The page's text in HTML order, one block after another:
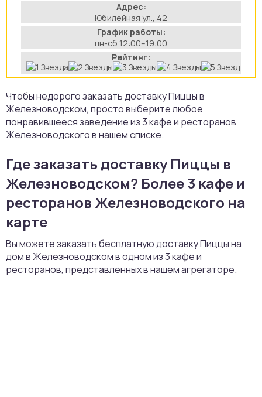
Адрес:
Юбилейная ул., 42
График работы:
пн-сб 12:00–19:00
Рейтинг:
Чтобы недорого заказать доставку Пиццы в
Железноводском, просто выберите любое
понравившееся заведение из 3 кафе и ресторанов
Железноводского в нашем списке.
Где заказать доставку Пиццы в
Железноводском? Более 3 кафе и
ресторанов Железноводского на
карте
Вы можете заказать бесплатную доставку Пиццы на
дом в Железноводском в одном из 3 кафе и
ресторанов, представленных в нашем агрегаторе.